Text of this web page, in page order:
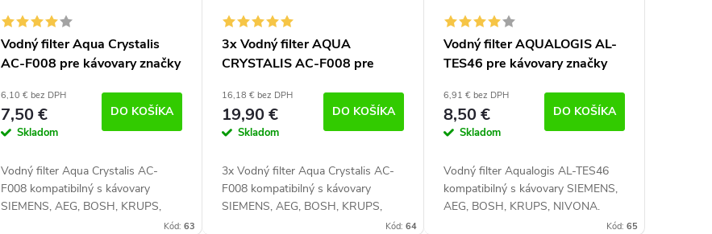
Vodný filter Aqua Crystalis
AC-F008 pre kávovary značky
Bosch
6,10 € bez DPH
7,50 €
Skladom
DO KOŠÍKA
Vodný filter Aqua Crystalis AC-
F008 kompatibilný s kávovary
SIEMENS, AEG, BOSH, KRUPS,
NIVONA, MELITTA. Kompatibilný s
Kód:63
3x Vodný filter AQUA
CRYSTALIS AC-F008 pre
Nivona, AEG, Siemens, Bosch
16,18 € bez DPH
19,90 €
Skladom
DO KOŠÍKA
3x Vodný filter Aqua Crystalis AC-
F008 kompatibilný s kávovary
SIEMENS, AEG, BOSH, KRUPS,
NIVONA, MELITTA. Filter vysokejKód: 64
Vodný filter AQUALOGIS AL-
TES46 pre kávovary značky
Bosch
6,91 € bez DPH
8,50 €
Skladom
DO KOŠÍKA
Vodný filter Aqualogis AL-TES46
kompatibilný s kávovary SIEMENS,
AEG, BOSH, KRUPS, NIVONA.
Kód: 65